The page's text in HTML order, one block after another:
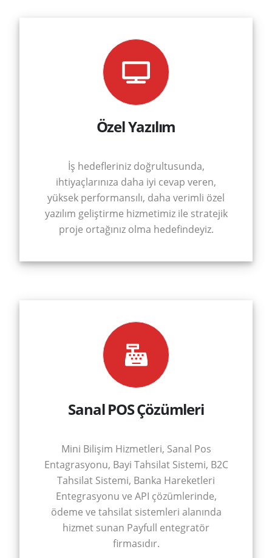
Özel Yazılım
İş hedefleriniz doğrultusunda,
ihtiyaçlarınıza daha iyi cevap veren,
yüksek performansılı, daha verimli özel
yazılım geliştirme hizmetimiz ile stratejik
proje ortağınız olma hedefindeyiz.
Sanal POS Çözümleri
Mini Bilişim Hizmetleri, Sanal Pos
Entagrasyonu, Bayi Tahsilat Sistemi, B2C
Tahsilat Sistemi, Banka Hareketleri
Entegrasyonu ve API çözümlerinde,
ödeme ve tahsilat sistemleri alanında
hizmet sunan Payfull entegratör
firmasıdır.